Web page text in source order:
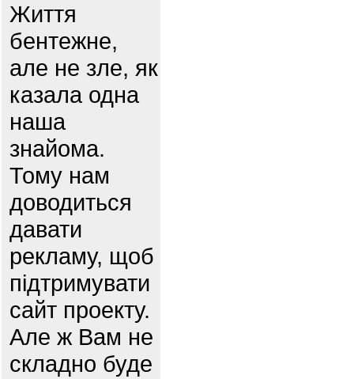
Життя
бентежне,
але не зле, як
казала одна
наша
знайома.
Тому нам
доводиться
давати
рекламу, щоб
підтримувати
сайт проекту.
Але ж Вам не
складно буде